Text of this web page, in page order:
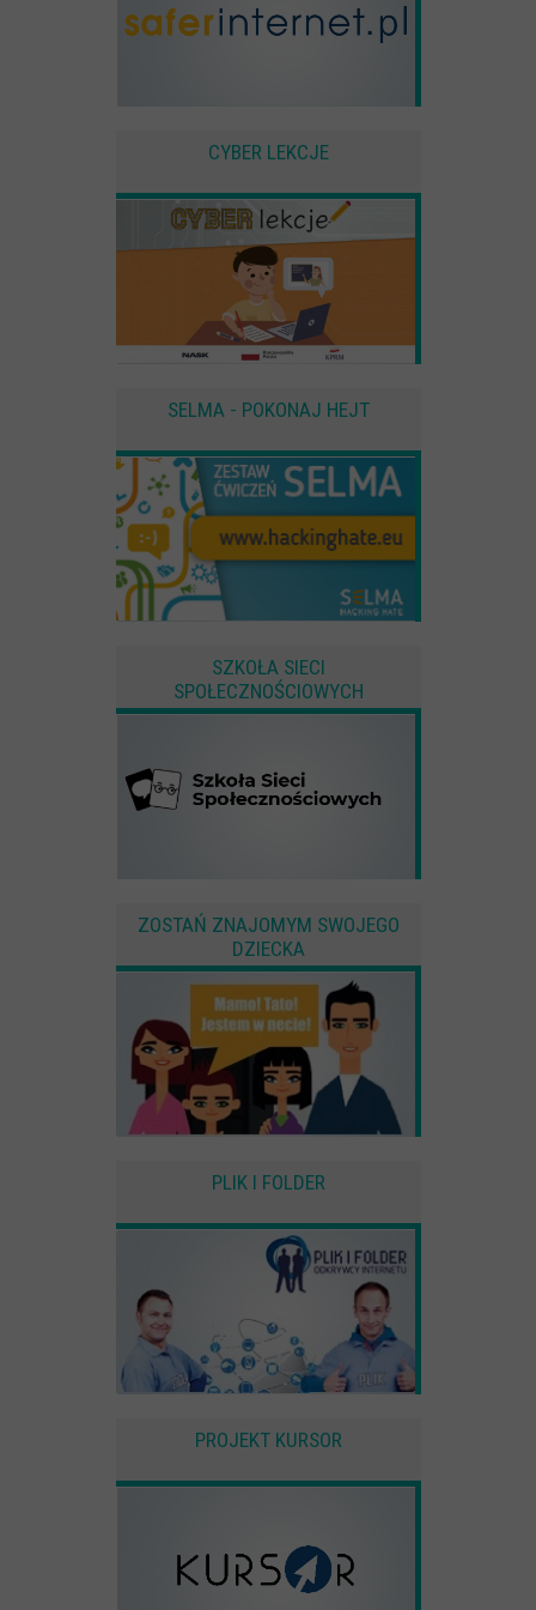
CYBER LEKCJE
SELMA - POKONAJ HEJT
SZKOŁA SIECI
SPOŁECZNOŚCIOWYCH
ZOSTAŃ ZNAJOMYM SWOJEGO
DZIECKA
PLIK I FOLDER
PROJEKT KURSOR